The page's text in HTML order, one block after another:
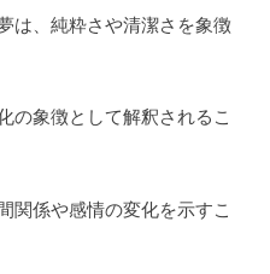
は、純粋さや清潔さを象徴
の象徴として解釈されるこ
関係や感情の変化を示すこ